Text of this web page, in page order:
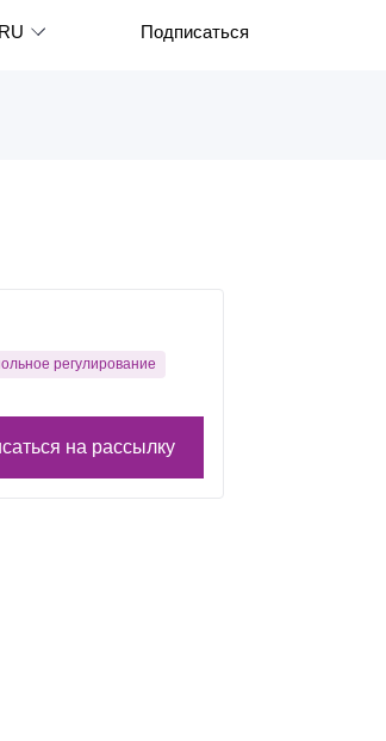
Закрыть
RU
Français
Português
Подписаться
регулирование
на рассылку